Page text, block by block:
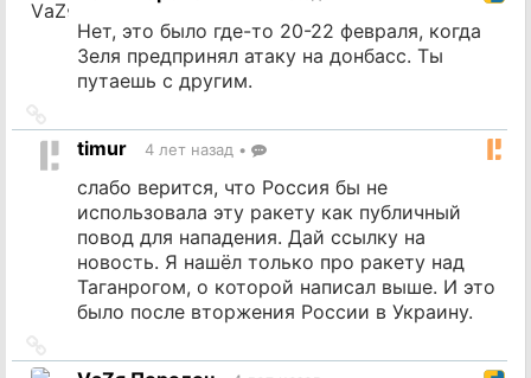
Нет, это было где-то 20-22 февраля, когда
Зеля предпринял атаку на донбасс. Ты
путаешь с другим.
на
источник
timur 4 лет назад •
слабо верится, что Россия бы не
использовала эту ракету как публичный
повод для нападения. Дай ссылку на
новость. Я нашёл только про ракету над
Таганрогом, о которой написал выше. И это
было после вторжения России в Украину.
на